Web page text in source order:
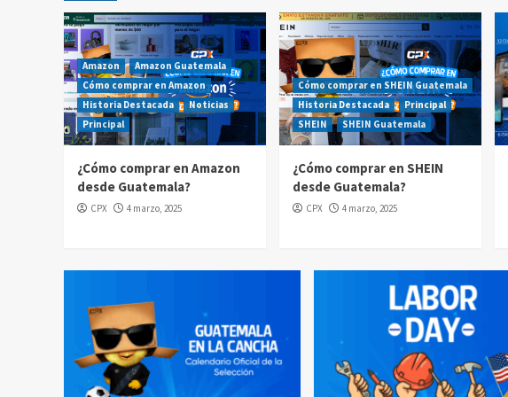
Amazon
Amazon Guatemala
Cómo comprar en Amazon
Historia Destacada
Noticias
Principal
¿Cómo comprar en Amazon
desde Guatemala?
CPX 4 marzo, 2025
Cómo comprar en SHEIN Guatemala
Historia Destacada
Principal
SHEIN
SHEIN Guatemala
¿Cómo comprar en SHEIN
desde Guatemala?
CPX 4 marzo, 2025